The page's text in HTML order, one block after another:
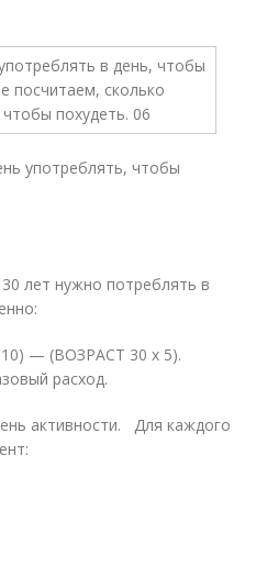
употреблять, чтобы
лет нужно потреблять в
— (ВОЗРАСТ 30 х 5).
расход.
активности. Для каждого